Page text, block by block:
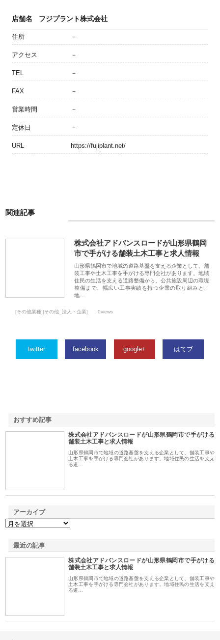
店舗名 フジプラント株式会社
住所 －
アクセス －
TEL －
FAX －
営業時間 －
定休日 －
URL https://fujiplant.net/
関連記事
株式会社アドバンスロードが山形県鶴岡
市で手がける舗装土木工事と求人情報
山形県鶴岡市で地域の道路基盤を支える企業として、舗
装工事や土木工事を手がける専門会社があります。地域
住民の生活を支える道路整備から、公共施設周辺の環境
整備まで、幅広い工事実績を持つ企業の取り組みと、
地…
[その他業種][その他_法人・企業] 0views
twitter facebook google+ はてブ
おすすめ記事
株式会社アドバンスロードが山形県鶴岡市で手がける
舗装土木工事と求人情報
山形県鶴岡市で地域の道路基盤を支える企業として、舗装工事や
土木工事を手がける専門会社があります。地域住民の生活を支え
る道…
アーカイブ
最近の記事
株式会社アドバンスロードが山形県鶴岡市で手がける
舗装土木工事と求人情報
山形県鶴岡市で地域の道路基盤を支える企業として、舗装工事や
土木工事を手がける専門会社があります。地域住民の生活を支え
る道…